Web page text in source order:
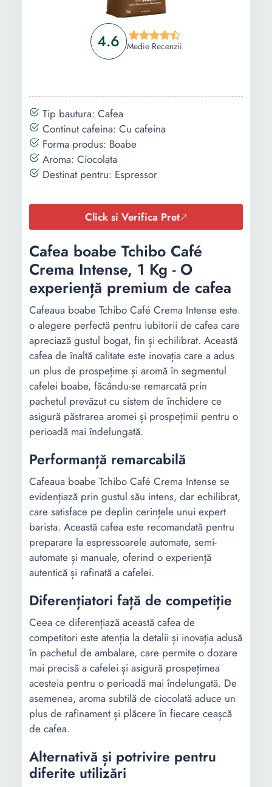
4.6 Medie Recenzii
Tip bautura: Cafea
Continut cafeina: Cu cafeina
Forma produs: Boabe
Aroma: Ciocolata
Destinat pentru: Espressor
Click si Verifica Pret
Cafea boabe Tchibo Café
Crema Intense, 1 Kg - O
experiență premium de cafea
Cafeaua boabe Tchibo Café Crema Intense este
o alegere perfectă pentru iubitorii de cafea care
apreciază gustul bogat, fin și echilibrat. Această
cafea de înaltă calitate este inovația care a adus
un plus de prospețime și aromă în segmentul
cafelei boabe, făcându-se remarcată prin
pachetul prevăzut cu sistem de închidere ce
asigură păstrarea aromei și prospețimii pentru o
perioadă mai îndelungată.
Performanță remarcabilă
Cafeaua boabe Tchibo Café Crema Intense se
evidențiază prin gustul său intens, dar echilibrat,
care satisface pe deplin cerințele unui expert
barista. Această cafea este recomandată pentru
preparare la espressoarele automate, semi-
automate și manuale, oferind o experiență
autentică și rafinată a cafelei.
Diferențiatori față de competiție
Ceea ce diferențiază această cafea de
competitori este atenția la detalii și inovația adusă
în pachetul de ambalare, care permite o dozare
mai precisă a cafelei și asigură prospețimea
acesteia pentru o perioadă mai îndelungată. De
asemenea, aroma subtilă de ciocolată aduce un
plus de rafinament și plăcere în fiecare ceașcă
de cafea.
Alternativă și potrivire pentru
diferite utilizări